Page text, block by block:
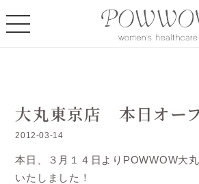
大丸東京店 本日オー
2012-03-14
本日、３月１４日よりPOWWOW大
いたしました！